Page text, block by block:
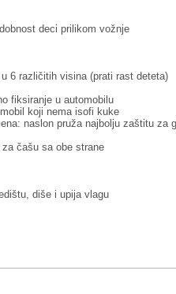
deci prilikom vožnje
6 različitih visina (prati rast deteta)
fiksiranje u automobilu
koji nema isofi kuke
naslon pruža najbolju zaštitu za
čašu sa obe strane
diše i upija vlagu